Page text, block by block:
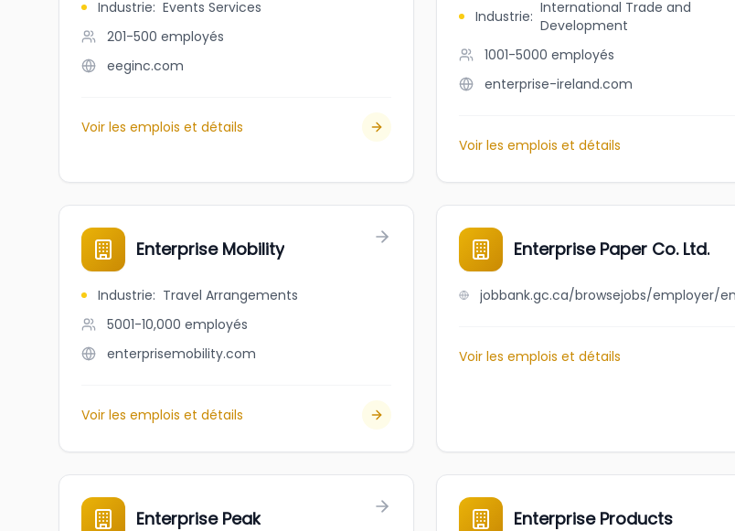
Industrie: Events Services
201-500 employés
eeginc.com
Voir les emplois et détails
Industrie: International Trade and
Development
1001-5000 employés
enterprise-ireland.com
Voir les emplois et détails
Enterprise Mobility
Industrie: Travel Arrangements
5001-10,000 employés
enterprisemobility.com
Voir les emplois et détails
Enterprise Paper Co. Ltd.
Voir les emplois et détails
Enterprise Peak Enterprise Products